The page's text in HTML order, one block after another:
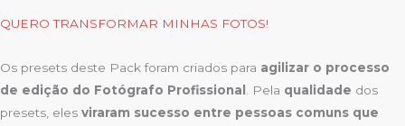
QUERO TRANSFORMAR MINHAS FOTOS!
Os presets deste Pack foram criados para agilizar o processo
de edição do Fotógrafo Profissional . Pela qualidade dos
presets, eles viraram sucesso entre pessoas comuns que